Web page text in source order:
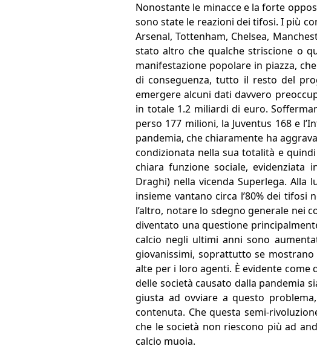
Nonostante le minacce e la forte
sono state le reazioni dei tifosi. I più
Arsenal, Tottenham, Chelsea,
stato altro che qualche striscione o
manifestazione popolare in piazza,
di conseguenza, tutto il resto del
emergere alcuni dati davvero
in totale 1.2 miliardi di euro.
perso 177 milioni, la Juventus 168 e
pandemia, che chiaramente ha
condizionata nella sua totalità e
chiara funzione sociale, evidenziata
Draghi) nella vicenda Superlega.
insieme vantano circa l’80% dei
l’altro, notare lo sdegno generale nei
diventato una questione
calcio negli ultimi anni sono
giovanissimi, soprattutto se
alte per i loro agenti. È evidente
delle società causato dalla pandemia
giusta ad ovviare a questo
contenuta. Che questa semi-
che le società non riescono più ad
calcio muoia.